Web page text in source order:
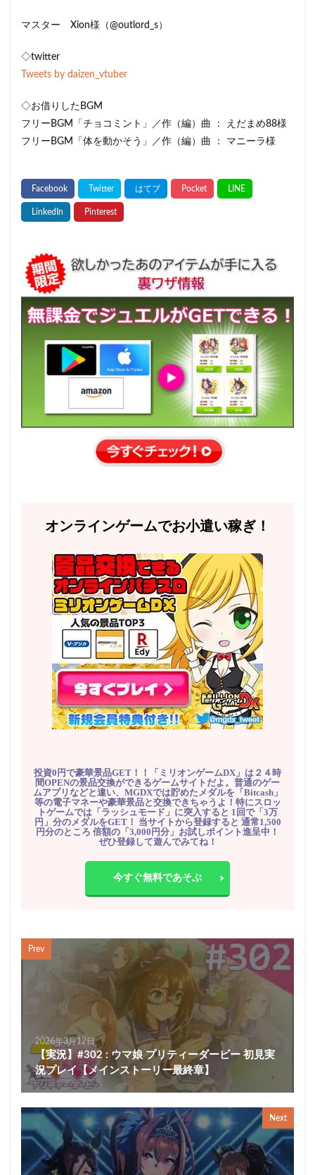
マスター Xion様（@outlord_s）
◇twitter
Tweets by daizen_vtuber
◇お借りしたBGM
フリーBGM「チョコミント」／作（編）曲 ： えだまめ88様
フリーBGM「体を動かそう」／作（編）曲 ： マニーラ様
オンラインゲームでお小遣い稼ぎ！
投資0円で豪華景品GET！！「ミリオンゲームDX」は２４時
間OPENの景品交換ができるゲームサイトだよ。普通のゲー
ムアプリなどと違い、MGDXでは貯めたメダルを「Bitcash」
等の電子マネーや豪華景品と交換できちゃうよ！特にスロッ
トゲームでは「ラッシュモード」に突入すると 1回で「3万
円」分のメダルをGET！ 当サイトから登録すると 通常1,500
円分のところ 倍額の「3,000円分」お試しポイント進呈中！
ぜひ登録して遊んでみてね！
今すぐ無料であそぶ
Prev
2026年3月12日
【実況】#302 : ウマ娘 プリティーダービー 初見実
況プレイ【メインストーリー最終章】
Next